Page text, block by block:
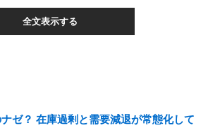
全文表示する
ゼ？ 在庫過剰と需要減退が常態化して